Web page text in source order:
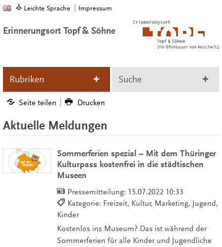
Leichte Sprache Impressum
Erinnerungsort Topf & Söhne
Rubriken Suche
Seite teilen Drucken
Aktuelle Meldungen
Sommerferien spezial – Mit dem Thüringer
Kulturpass kostenfrei in die städtischen
Museen
Pressemitteilung: 15.07.2022 10:33
Kategorie: Freizeit, Kultur, Marketing, Jugend,
Kinder
Kostenlos ins Museum? Das ist während der
Sommerferien für alle Kinder und Jugendliche